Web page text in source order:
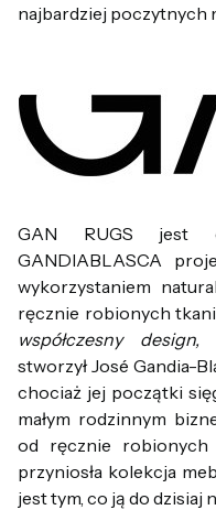
najbardziej poczytnych
GAN RUGS jest
GANDIABLASCA
wykorzystaniem
ręcznie robionych
współczesny
stworzył José Gandia-
chociaż jej początki
małym rodzinnym
od ręcznie
przyniosła kolekcja
jest tym, co ją do dzisiaj